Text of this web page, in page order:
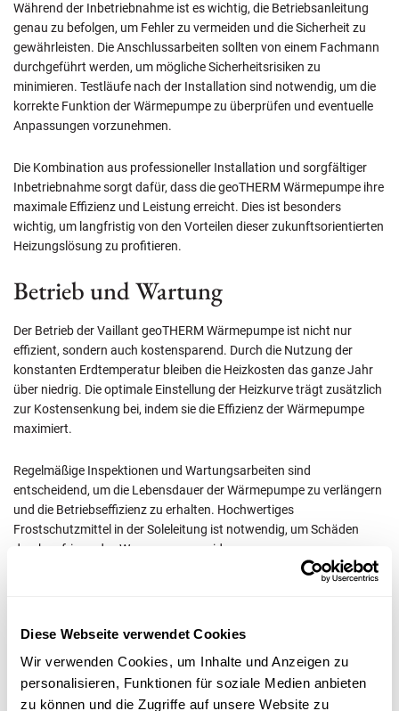
Diese Webseite verwendet Cookies
Wir verwenden Cookies, um Inhalte und Anzeigen zu
personalisieren, Funktionen für soziale Medien anbieten
zu können und die Zugriffe auf unsere Website zu
Während der Inbetriebnahme ist es wichtig, die Betriebsanleitung
genau zu befolgen, um Fehler zu vermeiden und die Sicherheit zu
gewährleisten. Die Anschlussarbeiten sollten von einem Fachmann
durchgeführt werden, um mögliche Sicherheitsrisiken zu
minimieren. Testläufe nach der Installation sind notwendig, um die
korrekte Funktion der Wärmepumpe zu überprüfen und eventuelle
Anpassungen vorzunehmen.
Die Kombination aus professioneller Installation und sorgfältiger
Inbetriebnahme sorgt dafür, dass die geoTHERM Wärmepumpe ihre
maximale Effizienz und Leistung erreicht. Dies ist besonders
wichtig, um langfristig von den Vorteilen dieser zukunftsorientierten
Heizungslösung zu profitieren.
Betrieb und Wartung
Der Betrieb der Vaillant geoTHERM Wärmepumpe ist nicht nur
effizient, sondern auch kostensparend. Durch die Nutzung der
konstanten Erdtemperatur bleiben die Heizkosten das ganze Jahr
über niedrig. Die optimale Einstellung der Heizkurve trägt zusätzlich
zur Kostensenkung bei, indem sie die Effizienz der Wärmepumpe
maximiert.
Regelmäßige Inspektionen und Wartungsarbeiten sind
entscheidend, um die Lebensdauer der Wärmepumpe zu verlängern
und die Betriebseffizienz zu erhalten. Hochwertiges
Frostschutzmittel in der Soleleitung ist notwendig, um Schäden
durch gefrierendes Wasser zu vermeiden.
gewährleisten.
Erweiterungsmöglichkeiten und
Systemintegration